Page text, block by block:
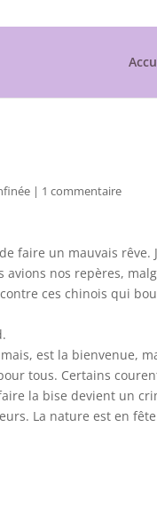
| 1 commentaire
faire un mauvais rêve.
avions nos repères,
ces chinois qui
est la bienvenue,
tous. Certains
la bise devient un
La nature est en